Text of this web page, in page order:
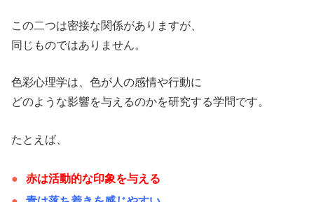
この二つは密接な関係がありますが、
同じものではありません。
色彩心理学は、色が人の感情や行動に
どのような影響を与えるのかを研究する学問です。
たとえば、
赤は活動的な印象を与える